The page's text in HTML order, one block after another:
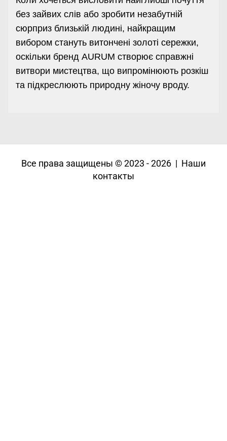
без зайвих слів або зробити незабутній
сюрприз близькій людині, найкращим
вибором стануть витончені золоті сережки,
оскільки бренд AURUM створює справжні
витвори мистецтва, що випромінюють розкіш
та підкреслюють природну жіночу вроду.
Все права защищены © 2023 - 2026 | Наши
контакты